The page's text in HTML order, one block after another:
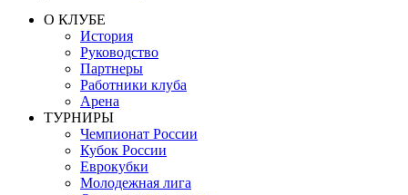
О КЛУБЕ
История
Руководство
Партнеры
Работники клуба
Арена
ТУРНИРЫ
Чемпионат России
Кубок России
Еврокубки
Молодежная лига